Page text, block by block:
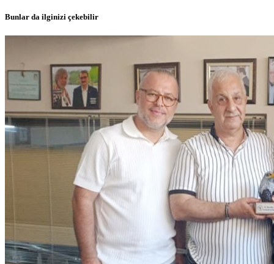
Bunlar da ilginizi çekebilir